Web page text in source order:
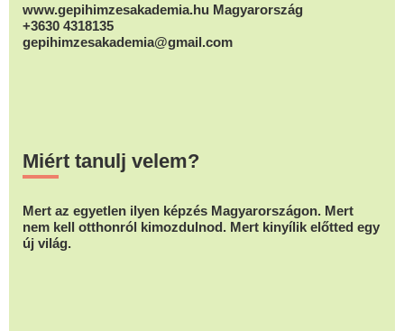
www.gepihimzesakademia.hu Magyarország
+3630 4318135
gepihimzesakademia@gmail.com
Miért tanulj velem?
Mert az egyetlen ilyen képzés Magyarországon. Mert
nem kell otthonról kimozdulnod. Mert kinyílik előtted egy
új világ.